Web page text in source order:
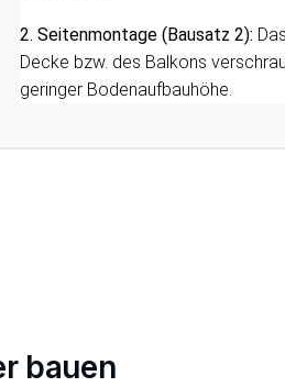
2. Seitenmontage (Bausatz 2):
Decke bzw. des Balkons
geringer Bodenaufbauhöhe.
bauen